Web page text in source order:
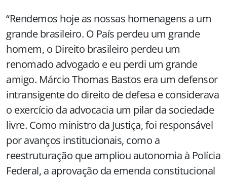
“Rendemos hoje as nossas homenagens a um
grande brasileiro. O País perdeu um grande
homem, o Direito brasileiro perdeu um
renomado advogado e eu perdi um grande
amigo. Márcio Thomas Bastos era um defensor
intransigente do direito de defesa e considerava
o exercício da advocacia um pilar da sociedade
livre. Como ministro da Justiça, foi responsável
por avanços institucionais, como a
reestruturação que ampliou autonomia à Polícia
Federal, a aprovação da emenda constitucional